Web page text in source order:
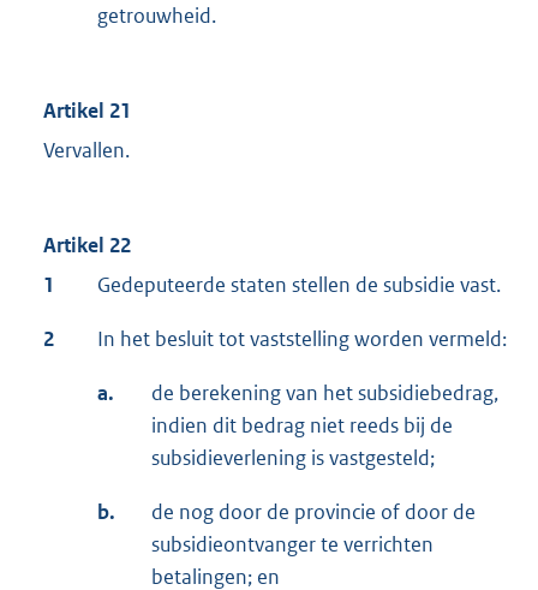
getrouwheid.
Artikel 21
Vervallen.
Artikel 22
1
Gedeputeerde staten stellen de subsidie vast.
2 In het besluit tot vaststelling worden vermeld:
a.
de berekening van het subsidiebedrag,
indien dit bedrag niet reeds bij de
subsidieverlening is vastgesteld;
b.
de nog door de provincie of door de
subsidieontvanger te verrichten
betalingen; en